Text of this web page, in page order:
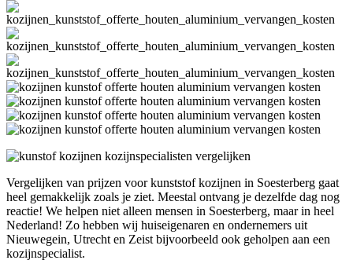
Vergelijken van prijzen voor kunststof kozijnen in Soesterberg gaat
heel gemakkelijk zoals je ziet. Meestal ontvang je dezelfde dag nog
reactie! We helpen niet alleen mensen in Soesterberg, maar in heel
Nederland! Zo hebben wij huiseigenaren en ondernemers uit
Nieuwegein, Utrecht en Zeist bijvoorbeeld ook geholpen aan een
kozijnspecialist.